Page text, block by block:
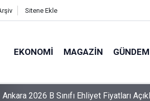
Sitene Ekle
EKONOMI MAGAZIN GÜNDEM
Ankara 2026 B Sınıfı Ehliyet Fiyatları